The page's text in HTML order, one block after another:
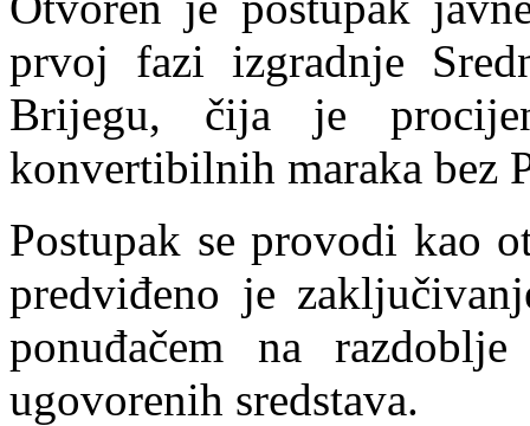
prvoj fazi izgradnje
Brijegu, čija je
konvertibilnih maraka bez
Postupak se provodi kao
predviđeno je
ponuđačem na
ugovorenih sredstava.